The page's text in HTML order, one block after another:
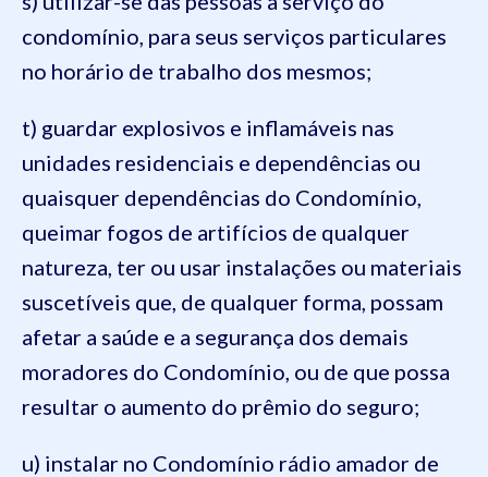
condomínio, para seus serviços particulares
no horário de trabalho dos mesmos;
t) guardar explosivos e inflamáveis nas
unidades residenciais e dependências ou
quaisquer dependências do Condomínio,
queimar fogos de artifícios de qualquer
natureza, ter ou usar instalações ou materiais
suscetíveis que, de qualquer forma, possam
afetar a saúde e a segurança dos demais
moradores do Condomínio, ou de que possa
resultar o aumento do prêmio do seguro;
u) instalar no Condomínio rádio amador de